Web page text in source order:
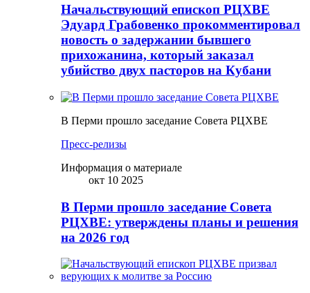
Начальствующий епископ РЦХВЕ
Эдуард Грабовенко прокомментировал
новость о задержании бывшего
прихожанина, который заказал
убийство двух пасторов на Кубани
В Перми прошло заседание Совета РЦХВЕ
Пресс-релизы
Информация о материале
окт 10 2025
В Перми прошло заседание Совета
РЦХВЕ: утверждены планы и решения
на 2026 год